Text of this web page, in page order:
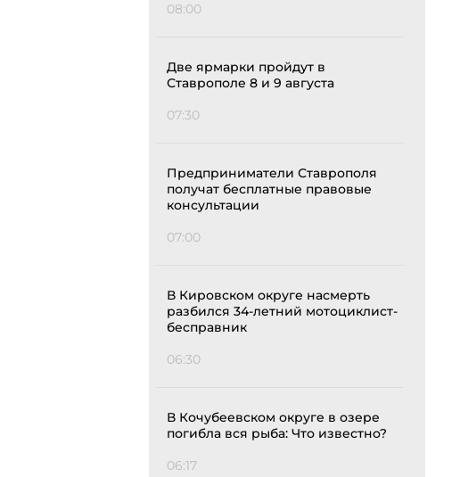
08:00
Две ярмарки пройдут в
Ставрополе 8 и 9 августа
07:30
Предприниматели Ставрополя
получат бесплатные правовые
консультации
07:00
В Кировском округе насмерть
разбился 34-летний мотоциклист-
бесправник
06:30
В Кочубеевском округе в озере
погибла вся рыба: Что известно?
06:17